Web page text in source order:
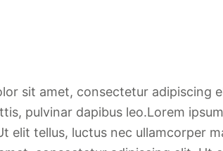
sit amet, consectetur adipiscing
pulvinar dapibus leo.Lorem
elit tellus, luctus nec ullamcorper